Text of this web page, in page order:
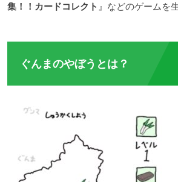
集！！カードコレクト 』などのゲームを
ぐんまのやぼうとは？